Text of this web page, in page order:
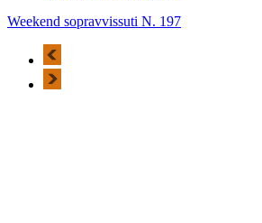
Weekend sopravvissuti N. 197